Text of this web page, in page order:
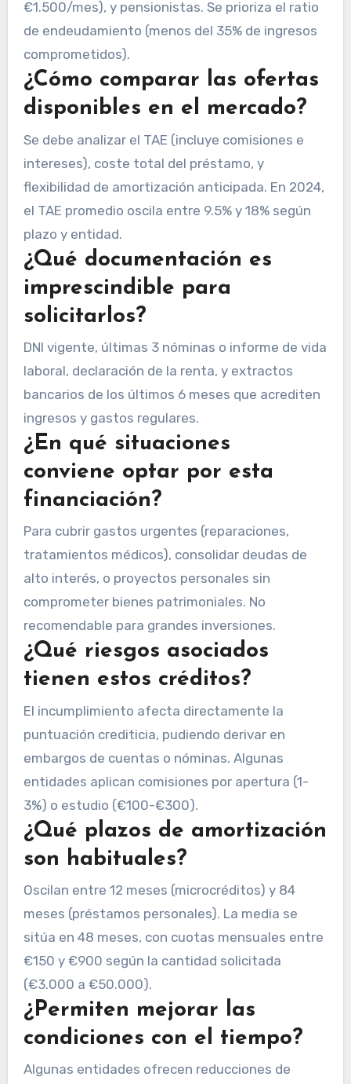
€1.500/mes), y pensionistas. Se prioriza el ratio
de endeudamiento (menos del 35% de ingresos
comprometidos).
¿Cómo comparar las ofertas
disponibles en el mercado?
Se debe analizar el TAE (incluye comisiones e
intereses), coste total del préstamo, y
flexibilidad de amortización anticipada. En 2024,
el TAE promedio oscila entre 9.5% y 18% según
plazo y entidad.
¿Qué documentación es
imprescindible para
solicitarlos?
DNI vigente, últimas 3 nóminas o informe de vida
laboral, declaración de la renta, y extractos
bancarios de los últimos 6 meses que acrediten
ingresos y gastos regulares.
¿En qué situaciones
conviene optar por esta
financiación?
Para cubrir gastos urgentes (reparaciones,
tratamientos médicos), consolidar deudas de
alto interés, o proyectos personales sin
comprometer bienes patrimoniales. No
recomendable para grandes inversiones.
¿Qué riesgos asociados
tienen estos créditos?
El incumplimiento afecta directamente la
puntuación crediticia, pudiendo derivar en
embargos de cuentas o nóminas. Algunas
entidades aplican comisiones por apertura (1-
3%) o estudio (€100-€300).
¿Qué plazos de amortización
son habituales?
Oscilan entre 12 meses (microcréditos) y 84
meses (préstamos personales). La media se
sitúa en 48 meses, con cuotas mensuales entre
€150 y €900 según la cantidad solicitada
(€3.000 a €50.000).
¿Permiten mejorar las
condiciones con el tiempo?
Algunas entidades ofrecen reducciones de